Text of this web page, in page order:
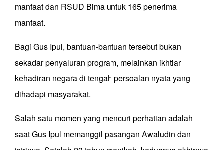
manfaat dan RSUD Bima untuk 165 penerima
manfaat.
Bagi Gus Ipul, bantuan-bantuan tersebut bukan
sekadar penyaluran program, melainkan ikhtiar
kehadiran negara di tengah persoalan nyata yang
dihadapi masyarakat.
Salah satu momen yang mencuri perhatian adalah
saat Gus Ipul memanggil pasangan Awaludin dan